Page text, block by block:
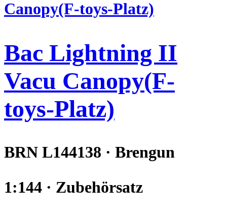
Bac Lightning II
Vacu Canopy(F-
toys-Platz)
BRN L144138 · Brengun
1:144 · Zubehörsatz